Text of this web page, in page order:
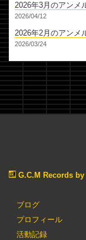
2026年3月のアンメ
2026/04/12
2026年2月のアンメ
2026/03/24
G.C.M Records by
ブログ
プロフィール
活動記録